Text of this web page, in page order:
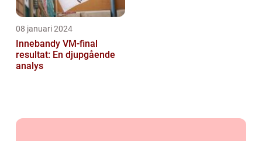
08 januari 2024
Innebandy VM-final
resultat: En djupgående
analys